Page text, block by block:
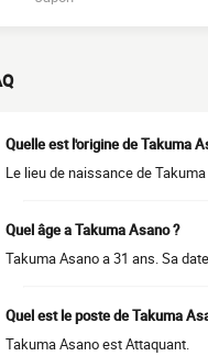
Quelle est l'origine de Takuma
Le lieu de naissance de
Quel âge a Takuma Asano ?
Takuma Asano a 31 ans. Sa
Quel est le poste de Takuma
Takuma Asano est Attaquant.